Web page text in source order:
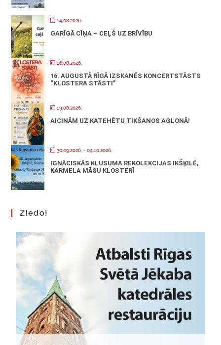
14.08.2026.
GARĪGĀ CĪŅA – CEĻŠ UZ BRĪVĪBU
16.08.2026.
16. AUGUSTĀ RĪGĀ IZSKANĒS KONCERTSTĀSTS
“KLOSTERA STĀSTI”
19.08.2026.
AICINĀM UZ KATEHĒTU TIKŠANOS AGLONĀ!
30.09.2026. - 04.10.2026.
IGNĀCISKĀS KLUSUMA REKOLEKCIJAS IKŠĶILĒ,
KARMELA MĀSU KLOSTERĪ
Ziedo!